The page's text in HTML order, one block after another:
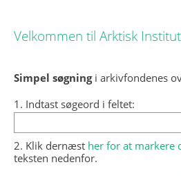
Velkommen til Arktisk
Simpel søgningi arkivfondenes
1. Indtast søgeord i feltet:
2. Klik dernæst her for at markere
teksten nedenfor.